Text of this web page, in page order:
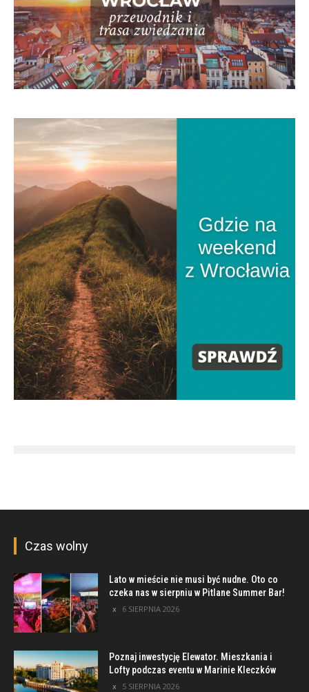
Czas wolny
Lato w mieście nie musi być nudne. Oto co
czeka nas w sierpniu w Pitlane Summer Bar!
6 SIERPNIA 2026
Poznaj inwestycję Elewator. Mieszkania i
Lofty podczas eventu w Marinie Kleczków
5 SIERPNIA 2026